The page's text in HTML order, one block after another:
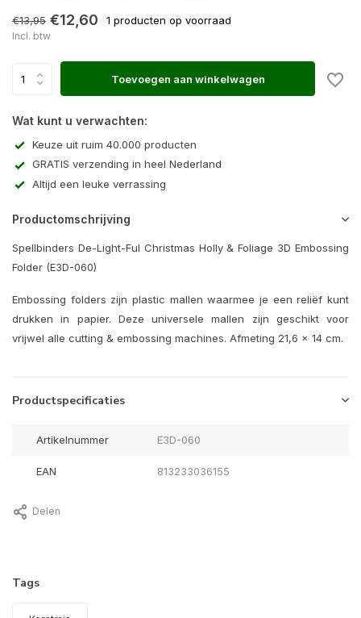
€13,95 €12,60 1 producten op voorraad
Incl. btw
Toevoegen aan winkelwagen
Wat kunt u verwachten:
Keuze uit ruim 40.000 producten
GRATIS verzending in heel Nederland
Altijd een leuke verrassing
Productomschrijving
Spellbinders De-Light-Ful Christmas Holly & Foliage 3D Embossing
Folder (E3D-060)
Embossing folders zijn plastic mallen waarmee je een reliëf kunt
drukken in papier. Deze universele mallen zijn geschikt voor
vrijwel alle cutting & embossing machines. Afmeting 21,6 x 14 cm.
Productspecificaties
Artikelnummer E3D-060
EAN 813233036155
Delen
Tags